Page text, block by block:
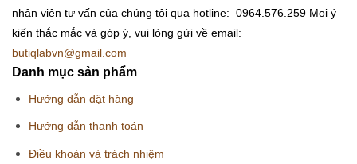
nhân viên tư vấn của chúng tôi qua hotline: 0964.576.259 Mọi ý
kiến thắc mắc và góp ý, vui lòng gửi về email:
butiqlabvn@gmail.com
Danh mục sản phẩm
Hướng dẫn đặt hàng
Hướng dẫn thanh toán
Điều khoản và trách nhiệm